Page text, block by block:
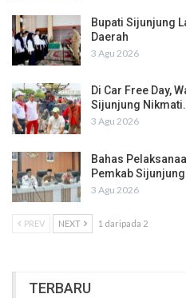
Bupati Sijunjung
Daerah
3 Agu 2026
Di Car Free Day,
Sijunjung
3 Agu 2026
Bahas
Pemkab
3 Agu 2026
PREV NEXT 1 daripada 2
TERBARU